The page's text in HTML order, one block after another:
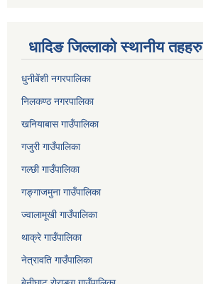
धादिङ जिल्लाकाे स्थानीय तहहरु
धुनीबेंशी नगरपालिका
निलकण्ठ नगरपालिका
खनियाबास गाउँपालिका
गजुरी गाउँपालिका
गल्छी गाउँपालिका
गङ्गाजमुना गाउँपालिका
ज्वालामूखी गाउँपालिका
थाक्रे गाउँपालिका
नेत्रावति गाउँपालिका